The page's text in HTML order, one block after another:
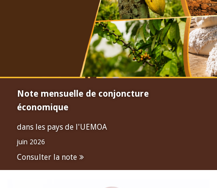
Note mensuelle de conjoncture
économique
dans les pays de l'UEMOA
juin 2026
Consulter la note